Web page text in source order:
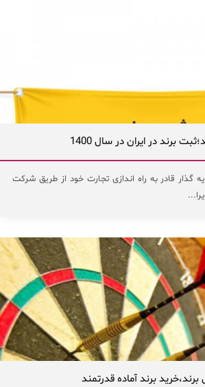
برند در ایران در سال 1400
گذار قادر به راه اندازی تجارت خود از طریق شرکت
برند آماده قدرتمند